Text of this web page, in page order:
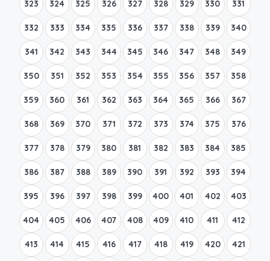
323 324 325 326 327 328 329 330 331
332 333 334 335 336 337 338 339 340
341 342 343 344 345 346 347 348 349
350 351 352 353 354 355 356 357 358
359 360 361 362 363 364 365 366 367
368 369 370 371 372 373 374 375 376
377 378 379 380 381 382 383 384 385
386 387 388 389 390 391 392 393 394
395 396 397 398 399 400 401 402 403
404 405 406 407 408 409 410 411 412
413 414 415 416 417 418 419 420 421